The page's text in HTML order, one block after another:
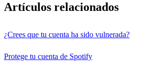
Artículos relacionados
¿Crees que tu cuenta ha sido vulnerada?
Protege tu cuenta de Spotify